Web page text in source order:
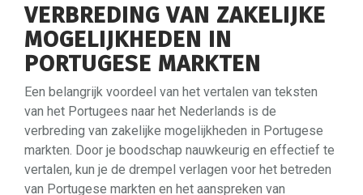
VERBREDING VAN ZAKELIJKE
MOGELIJKHEDEN IN
PORTUGESE MARKTEN
Een belangrijk voordeel van het vertalen van teksten
van het Portugees naar het Nederlands is de
verbreding van zakelijke mogelijkheden in Portugese
markten. Door je boodschap nauwkeurig en effectief te
vertalen, kun je de drempel verlagen voor het betreden
van Portugese markten en het aanspreken van